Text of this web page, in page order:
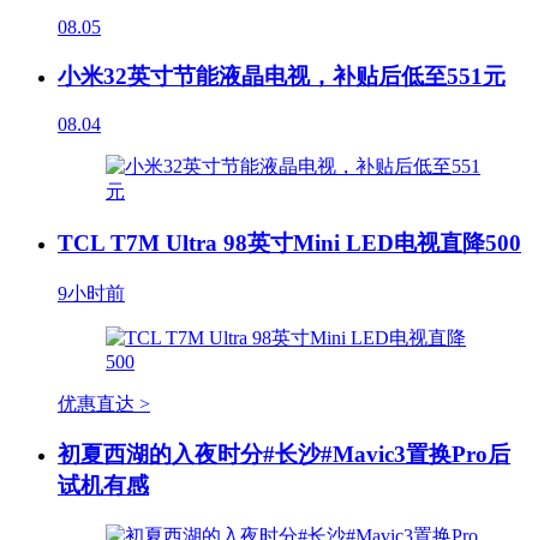
08.05
小米32英寸节能液晶电视，补贴后低至551元
08.04
TCL T7M Ultra 98英寸Mini LED电视直降500
9小时前
优惠直达 >
初夏西湖的入夜时分#长沙#Mavic3置换Pro后
试机有感